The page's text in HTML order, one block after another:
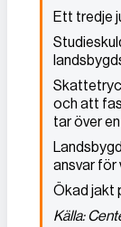
Ett tredje
och att
tar över
ansvar för
Ökad jakt
Källa: